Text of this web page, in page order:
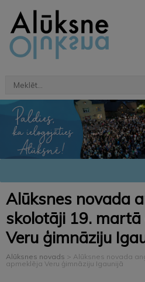
Alūksnes novada
skolotāji 19. martā
Veru ģimnāziju
Alūksnes novads > Alūksnes novada
apmeklēja Veru ģimnāziju Igaunijā